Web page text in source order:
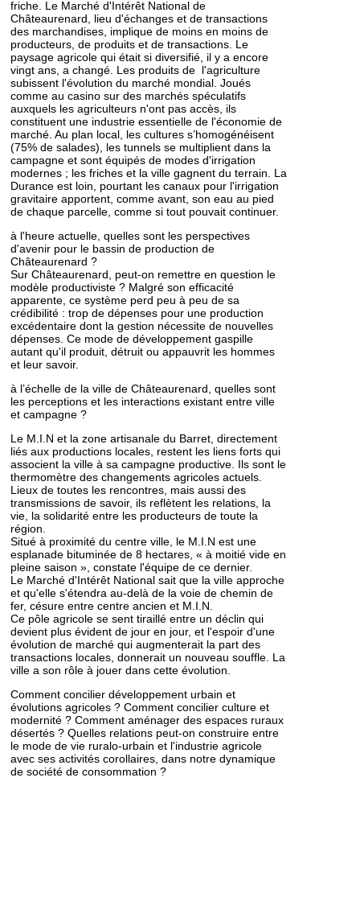
friche. Le Marché d'Intérêt National de
Châteaurenard, lieu d'échanges et de transactions
des marchandises, implique de moins en moins de
producteurs, de produits et de transactions. Le
paysage agricole qui était si diversifié, il y a encore
vingt ans, a changé. Les produits de l'agriculture
subissent l'évolution du marché mondial. Joués
comme au casino sur des marchés spéculatifs
auxquels les agriculteurs n'ont pas accès, ils
constituent une industrie essentielle de l'économie de
marché. Au plan local, les cultures s’homogénéisent
(75% de salades), les tunnels se multiplient dans la
campagne et sont équipés de modes d'irrigation
modernes ; les friches et la ville gagnent du terrain. La
Durance est loin, pourtant les canaux pour l'irrigation
gravitaire apportent, comme avant, son eau au pied
de chaque parcelle, comme si tout pouvait continuer.
à l'heure actuelle, quelles sont les perspectives
d'avenir pour le bassin de production de
Châteaurenard ?
Sur Châteaurenard, peut-on remettre en question le
modèle productiviste ? Malgré son efficacité
apparente, ce système perd peu à peu de sa
crédibilité : trop de dépenses pour une production
excédentaire dont la gestion nécessite de nouvelles
dépenses. Ce mode de développement gaspille
autant qu'il produit, détruit ou appauvrit les hommes
et leur savoir.
à l’échelle de la ville de Châteaurenard, quelles sont
les perceptions et les interactions existant entre ville
et campagne ?
Le M.I.N et la zone artisanale du Barret, directement
liés aux productions locales, restent les liens forts qui
associent la ville à sa campagne productive. Ils sont le
thermomètre des changements agricoles actuels.
Lieux de toutes les rencontres, mais aussi des
transmissions de savoir, ils reflètent les relations, la
vie, la solidarité entre les producteurs de toute la
région.
Situé à proximité du centre ville, le M.I.N est une
esplanade bituminée de 8 hectares, « à moitié vide en
pleine saison », constate l'équipe de ce dernier.
Le Marché d'Intérêt National sait que la ville approche
et qu'elle s'étendra au-delà de la voie de chemin de
fer, césure entre centre ancien et M.I.N.
Ce pôle agricole se sent tiraillé entre un déclin qui
devient plus évident de jour en jour, et l'espoir d'une
évolution de marché qui augmenterait la part des
transactions locales, donnerait un nouveau souffle. La
ville a son rôle à jouer dans cette évolution.
Comment concilier développement urbain et
évolutions agricoles ? Comment concilier culture et
modernité ? Comment aménager des espaces ruraux
désertés ? Quelles relations peut-on construire entre
le mode de vie ruralo-urbain et l'industrie agricole
avec ses activités corollaires, dans notre dynamique
de société de consommation ?